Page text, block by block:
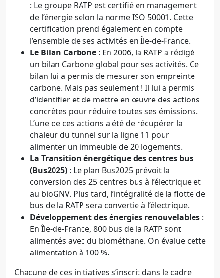
: Le groupe RATP est certifié en management
de l’énergie selon la norme ISO 50001. Cette
certification prend également en compte
l’ensemble de ses activités en Île-de-France.
Le Bilan Carbone : En 2006, la RATP a rédigé
un bilan Carbone global pour ses activités. Ce
bilan lui a permis de mesurer son empreinte
carbone. Mais pas seulement ! Il lui a permis
d’identifier et de mettre en œuvre des actions
concrètes pour réduire toutes ses émissions.
L’une de ces actions a été de récupérer la
chaleur du tunnel sur la ligne 11 pour
alimenter un immeuble de 20 logements.
La Transition énergétique des centres bus
(Bus2025) : Le plan Bus2025 prévoit la
conversion des 25 centres bus à l’électrique et
au bioGNV. Plus tard, l’intégralité de la flotte de
bus de la RATP sera convertie à l’électrique.
Développement des énergies renouvelables :
En Île-de-France, 800 bus de la RATP sont
alimentés avec du biométhane. On évalue cette
alimentation à 100 %.
Chacune de ces initiatives s’inscrit dans le cadre